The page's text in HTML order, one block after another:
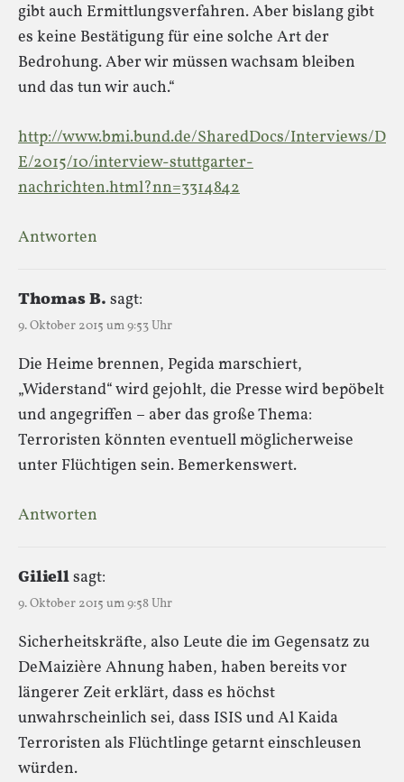
gibt auch Ermittlungsverfahren. Aber bislang gibt
es keine Bestätigung für eine solche Art der
Bedrohung. Aber wir müssen wachsam bleiben
und das tun wir auch.“
http://www.bmi.bund.de/SharedDocs/Interviews/D
E/2015/10/interview-stuttgarter-
nachrichten.html?nn=3314842
Antworten
Thomas B. sagt:
9. Oktober 2015 um 9:53 Uhr
Die Heime brennen, Pegida marschiert,
„Widerstand“ wird gejohlt, die Presse wird bepöbelt
und angegriffen – aber das große Thema:
Terroristen könnten eventuell möglicherweise
unter Flüchtigen sein. Bemerkenswert.
Antworten
Giliellsagt:
9. Oktober 2015 um 9:58 Uhr
Sicherheitskräfte, also Leute die im Gegensatz zu
DeMaizière Ahnung haben, haben bereits vor
längerer Zeit erklärt, dass es höchst
unwahrscheinlich sei, dass ISIS und Al Kaida
Terroristen als Flüchtlinge getarnt einschleusen
würden.